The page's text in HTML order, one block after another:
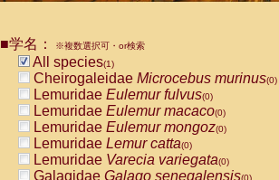
■学名： ※複数選択可・or検索
All species(1)
Cheirogaleidae Microcebus murinus(0)
Lemuridae Eulemur fulvus(0)
Lemuridae Eulemur macaco(0)
Lemuridae Eulemur mongoz(0)
Lemuridae Lemur catta(0)
Lemuridae Varecia variegata(0)
Galagidae Galago senegalensis(0)